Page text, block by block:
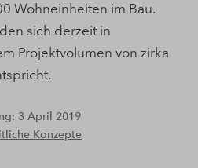
Wohneinheiten im Bau.
sich derzeit in
Projektvolumen von zirka
3 April 2019
Konzepte